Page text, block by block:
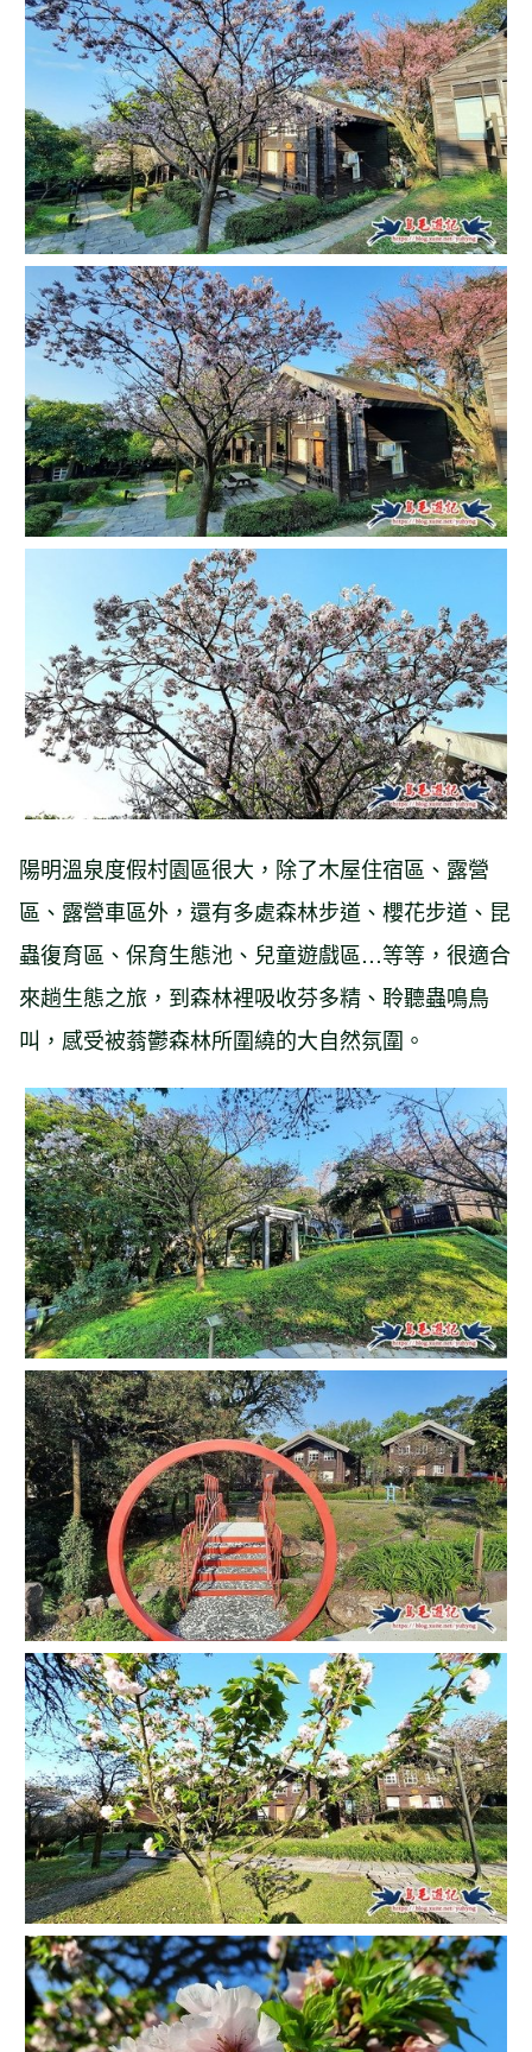
陽明溫泉度假村園區很大，除了木屋住宿區、露營
區、露營車區外，還有多處森林步道、櫻花步道、昆
蟲復育區、保育生態池、兒童遊戲區…等等，很適合
來趟生態之旅，到森林裡吸收芬多精、聆聽蟲鳴鳥
叫，感受被蓊鬱森林所圍繞的大自然氛圍。